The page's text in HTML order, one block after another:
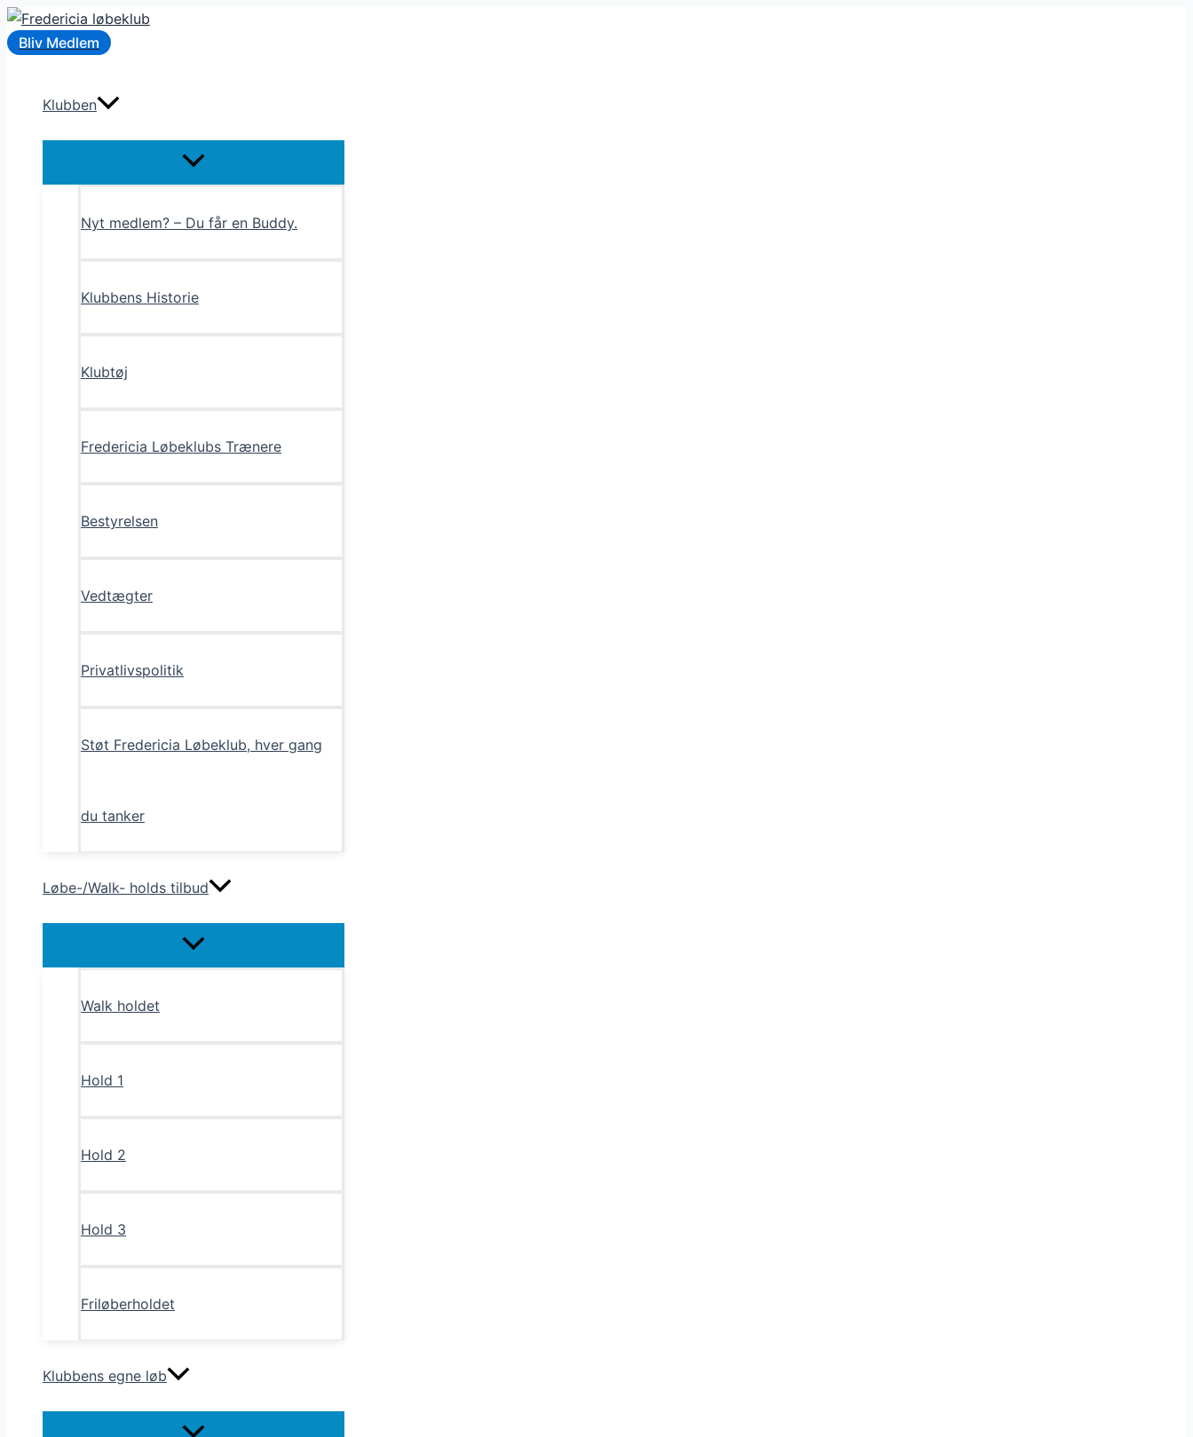
Gå
til Bliv Medlem
Klubben
Menu
Nyt medlem? – Du får en Buddy.
Klubbens Historie
Klubtøj
Fredericia Løbeklubs Trænere
Bestyrelsen
Vedtægter
Privatlivspolitik
Støt Fredericia Løbeklub, hver gang
du tanker
Løbe-/Walk- holds tilbud
Menu
Walk holdet
Hold 1
Hold 2
Hold 3
Friløberholdet
Klubbens egne løb
Menu